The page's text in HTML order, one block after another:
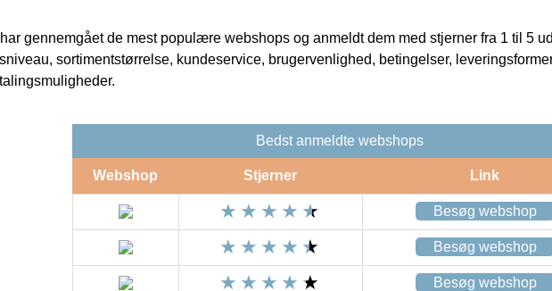
gennemgået de mest populære webshops og anmeldt dem med stjerner fra 1 til 5
sortimentstørrelse, kundeservice, brugervenlighed, betingelser,
Bedst anmeldte webshops
Webshop Stjerner Link
Besøg webshop
Besøg webshop
Besøg webshop